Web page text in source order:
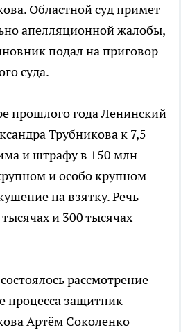
Областной суд примет
апелляционной жалобы,
подал на приговор
суда.
прошлого года Ленинский
Трубникова к 7,5
и штрафу в 150 млн
и особо крупном
на взятку. Речь
и 300 тысячах
рассмотрение
процесса защитник
Артём Соколенко